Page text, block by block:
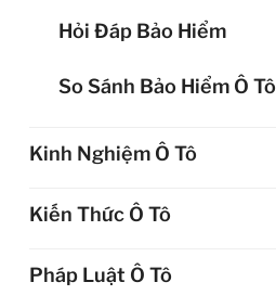
Hỏi Đáp Bảo Hiểm
So Sánh Bảo Hiểm Ô Tô
Kinh Nghiệm Ô Tô
Kiến Thức Ô Tô
Pháp Luật Ô Tô